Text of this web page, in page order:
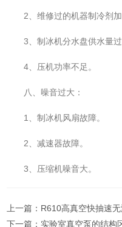
2、维修过的机器制冷剂加
3、制冰机分水盘供水量过
4、压机功率不足。
八、噪音过大：
1、制冰机风扇故障。
2、减速器故障。
3、压缩机噪音大。
上一篇： R610高真空快抽速
下一篇： 实验室真空泵的结构